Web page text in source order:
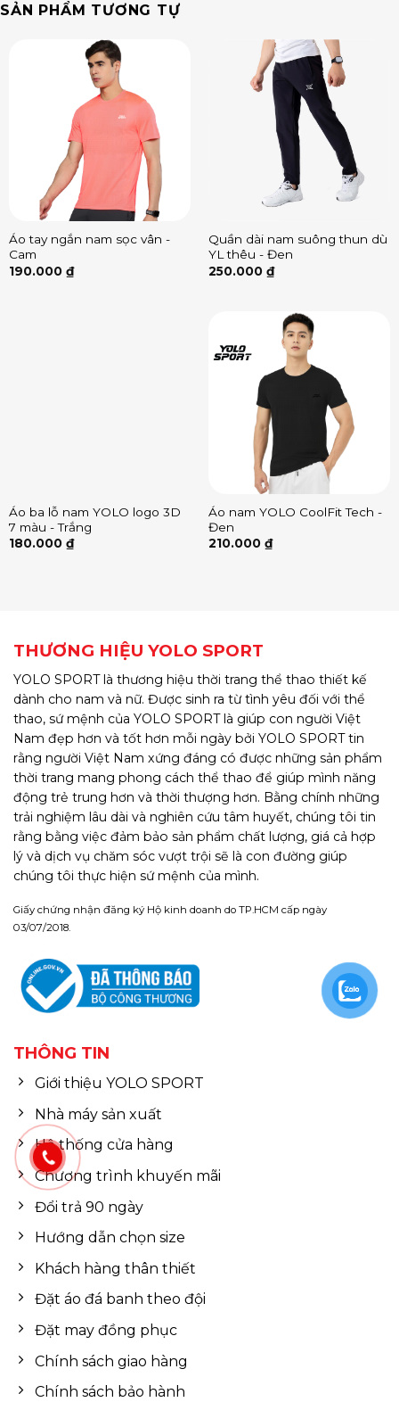
SẢN PHẨM TƯƠNG TỰ
Áo tay ngắn nam sọc vân -
Cam
190.000 ₫
Quần dài nam suông thun dù
YL thêu - Đen
250.000 ₫
Áo ba lỗ nam YOLO logo 3D
7 màu - Trắng
180.000 ₫
Áo nam YOLO CoolFit Tech -
Đen
210.000 ₫
THƯƠNG HIỆU YOLO SPORT
YOLO SPORT là thương hiệu thời trang thể thao thiết kế
dành cho nam và nữ. Được sinh ra từ tình yêu đối với thể
thao, sứ mệnh của YOLO SPORT là giúp con người Việt
Nam đẹp hơn và tốt hơn mỗi ngày bởi YOLO SPORT tin
rằng người Việt Nam xứng đáng có được những sản phẩm
thời trang mang phong cách thể thao để giúp mình năng
động trẻ trung hơn và thời thượng hơn. Bằng chính những
trải nghiệm lâu dài và nghiên cứu tâm huyết, chúng tôi tin
rằng bằng việc đảm bảo sản phẩm chất lượng, giá cả hợp
lý và dịch vụ chăm sóc vượt trội sẽ là con đường giúp
chúng tôi thực hiện sứ mệnh của mình.
Giấy chứng nhận đăng ký Hộ kinh doanh do TP.HCM cấp ngày
03/07/2018.
THÔNG TIN
Giới thiệu YOLO SPORT
Nhà máy sản xuất
Hệ thống cửa hàng
Chương trình khuyến mãi
Đổi trả 90 ngày
Hướng dẫn chọn size
Khách hàng thân thiết
Đặt áo đá banh theo đội
Đặt may đồng phục
Chính sách giao hàng
Chính sách bảo hành